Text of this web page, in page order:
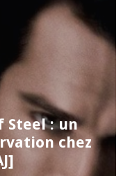
Steel : un
chez